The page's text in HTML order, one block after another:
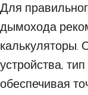
Для
дымохода
калькуляторы.
устройства,
обеспечивая